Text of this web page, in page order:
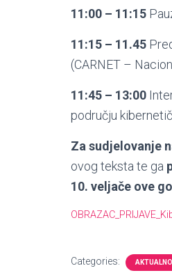
11:00 – 11:15
11:15 – 11.45
(CARNET –
11:45 – 13:00
području
Za sudjelovanje
ovog teksta te ga
10. veljače ove
Categories: AKTUALNO